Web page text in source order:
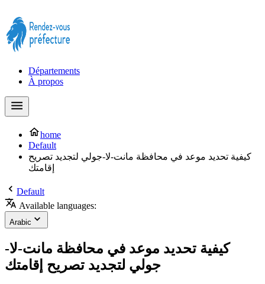
Départements
À propos
home
Default
كيفية تحديد موعد في محافظة مانت-لا-جولي لتجديد تصريح
إقامتك
Default
Available languages:
Arabic
كيفية تحديد موعد في محافظة مانت-لا-
جولي لتجديد تصريح إقامتك